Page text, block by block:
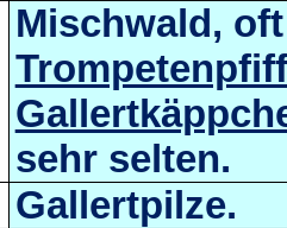
Mischwald,
sehr selten.
Gallertpilze.